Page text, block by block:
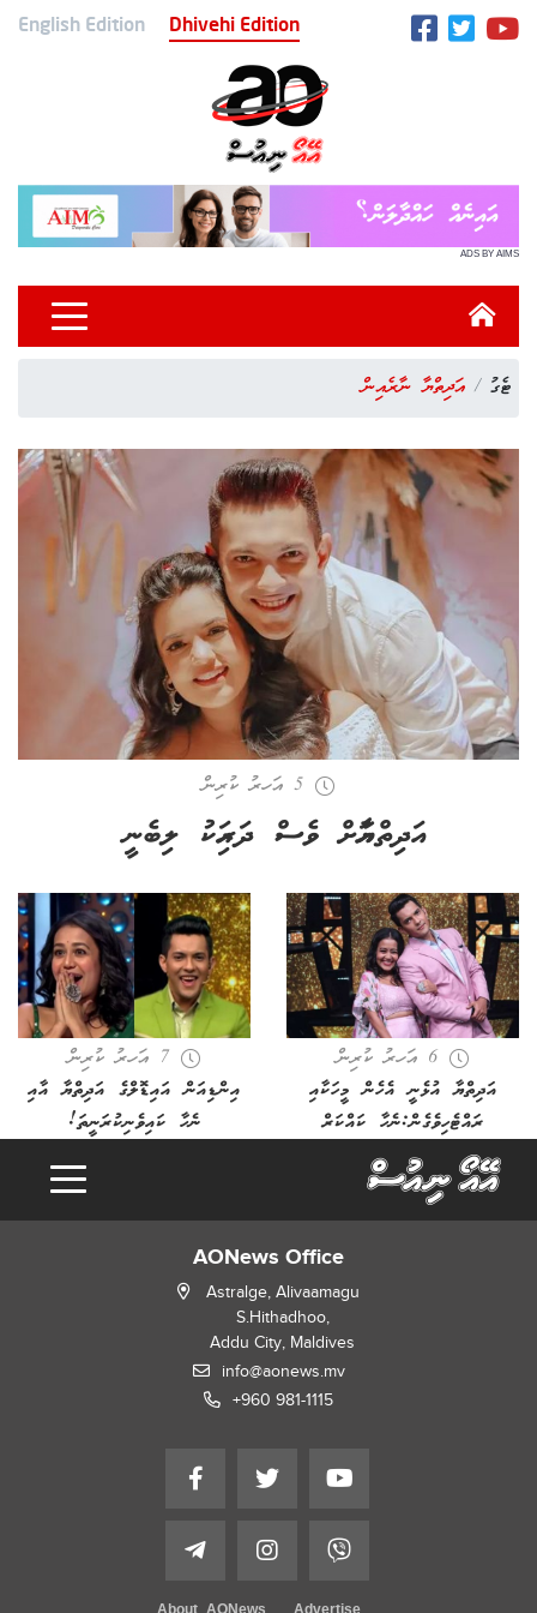
English Edition Dhivehi Edition
ADS BY AIMS
ޓެގު އަދިތްޔާ ނާރެއިން
5 އަހރު ކުރިން
އަދިތްޔާއަށް ވެސް ދަރިއަކު ލިބެނީ
6 އަހރު ކުރިން
އަދިތްޔާ އުޅެނީ އެހެން މީހަކާއި
ރައްޓެހިވެގެން:ނެހާ ކައްކަރް
7 އަހރު ކުރިން
އިންޑިއަން އައިޑޮލްގެ އަދިތްޔާ އާއި
ނެހާ ކައިވެނިކުރަނީތަ!
AONews Office
Astralge, Alivaamagu
S.Hithadhoo,
Addu City, Maldives
info@aonews.mv
+960 981-1115